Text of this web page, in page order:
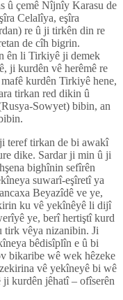
û çemê Nîjnîy Karasu de
Celalîya, eşîra
re û ji tirkên din re
de cîh bigrin.
ên li Tirkiyê ji demek
ji kurdên vê herêmê re
kurdên Tirkiyê hene,
tirkan red dikin û
Sowyet) bibin, an
teref tirkan de bi awakî
dike. Sardar ji min û ji
bighînin sefîrên
suwarî-eşîretî ya
Beyazîdê ve ye,
ku vê yekînêyê li dijî
ye, berî hertiştî kurd
tirk vêya nizanibin. Ji
bêdisîplîn e û bi
bikaribe wê wek hêzeke
vê yekîneyê bi wê
kurdên jêhatî – ofîserên